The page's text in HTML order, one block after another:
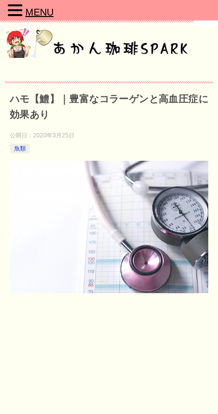
ハモ【鱧】｜豊富なコラーゲンと高血圧症に
効果あり
公開日： 2020年3月25日
魚類
MENU